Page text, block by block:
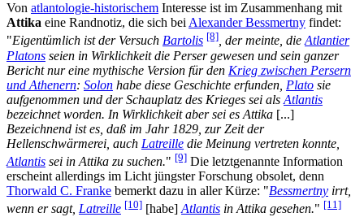
Von atlantologie-historischem Interesse ist im Zusammenhang mit
Attika eine Randnotiz, die sich bei Alexander Bessmertny findet:
"Eigentümlich ist der Versuch Bartolis [8], der meinte, dieAtlantier
Platons seien in Wirklichkeit die Perser gewesen und sein ganzer
Bericht nur eine mythische Version für den Krieg zwischen Persern
und Athenern: Solon habe diese Geschichte erfunden, Plato sie
aufgenommen und der Schauplatz des Krieges sei als Atlantis
bezeichnet worden. In Wirklichkeit aber sei es Attika [...]
Bezeichnend ist es, daß im Jahr 1829, zur Zeit der
Hellenschwärmerei, auch Latreille die Meinung vertreten konnte,
Atlantis sei in Attika zu suchen." [9] Die letztgenannte Information
erscheint allerdings im Licht jüngster Forschung obsolet, denn
Thorwald C. Franke bemerkt dazu in aller Kürze: "Bessmertny irrt,
wenn er sagt, Latreille [10] [habe] Atlantis in Attika gesehen." [11]